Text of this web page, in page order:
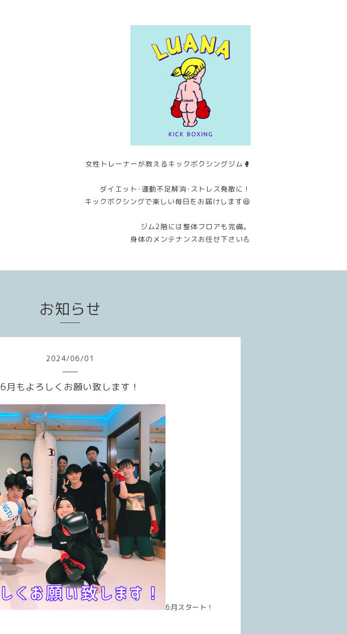
女性トレーナーが教えるキックボクシングジム🥊
ダイエット･運動不足解消･ストレス発散に！
キックボクシングで楽しい毎日をお届けします😆
ジム2階には整体フロアも完備。
身体のメンテナンスお任せ下さい💪
お知らせ
2024/06/01
6月もよろしくお願い致します！
6月スタート！